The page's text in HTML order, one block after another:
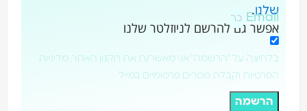
שלנו.
אפשר גם להרשם לניוזלטר שלנו
Email
בלחיצה על "הרשמה" אני מאשר/ת את תקנון האתר, מדיניות
הפרטיות וקבלת מסרים פרסומיים במייל
הרשמה